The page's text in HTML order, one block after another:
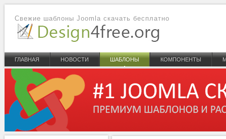
Свежие шаблоны Joomla скачать бесплатно
ГЛАВНАЯ НОВОСТИ ШАБЛОНЫ КОМПОНЕНТЫ